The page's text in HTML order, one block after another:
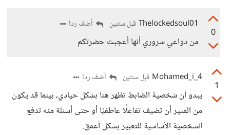
0
Thelockedsoul01 قبل سنتين أضف ردا
من دواعي سروري أنها أعجبت حضرتكم
1
Mohamed_i_4 قبل سنتين أضف ردا
يبدو أن شخصية الضابط تظهر هنا بشكل حيادي، بينما قد يكون
من المثير أن تضيف تفاعلًا عاطفيًا أو حتى أسئلة منه تدفع
الشخصية الأساسية للتعبير بشكل أعمق.